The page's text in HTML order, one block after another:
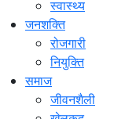
स्वास्थ्य
जनशक्ति
रोजगारी
नियुक्ति
समाज
जीवनशैली